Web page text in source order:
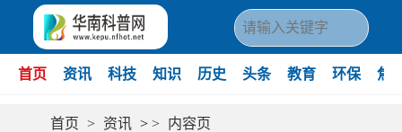
首页 资讯 科技 知识 历史 头条 教育 环保 焦
首页 > 资讯 > > 内容页